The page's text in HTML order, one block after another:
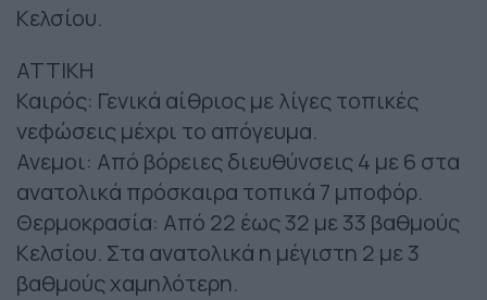
Κελσίου.
ΑΤΤΙΚΗ
Καιρός: Γενικά αίθριος με λίγες τοπικές
νεφώσεις μέχρι το απόγευμα.
Ανεμοι: Από βόρειες διευθύνσεις 4 με 6 στα
ανατολικά πρόσκαιρα τοπικά 7 μποφόρ.
Θερμοκρασία: Από 22 έως 32 με 33 βαθμούς
Κελσίου. Στα ανατολικά η μέγιστη 2 με 3
βαθμούς χαμηλότερη.